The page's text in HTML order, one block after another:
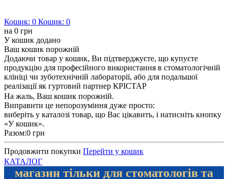
Кошик: 0 Кошик: 0
на 0 грн
У кошик додано
Ваш кошик порожній
Додаючи товар у кошик, Ви підтверджуєте, що купуєте
продукцію для професійного використання в стоматологічній
клініці чи зуботехнічній лабораторії, або для подальшої
реалізації як гуртовий партнер КРІСТАР
На жаль, Ваш кошик порожній.
Виправити це непорозуміння дуже просто:
виберіть у каталозі товар, що Вас цікавить, і натисніть кнопку
«У кошик».
Разом:0 грн
Продовжити покупки Перейти у кошик
КАТАЛОГ
магазин тільки для стоматологів та